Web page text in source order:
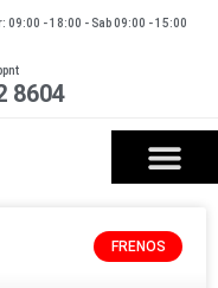
09:00 - 18:00 - Sab 09:00 - 15:00
8604
FRENOS